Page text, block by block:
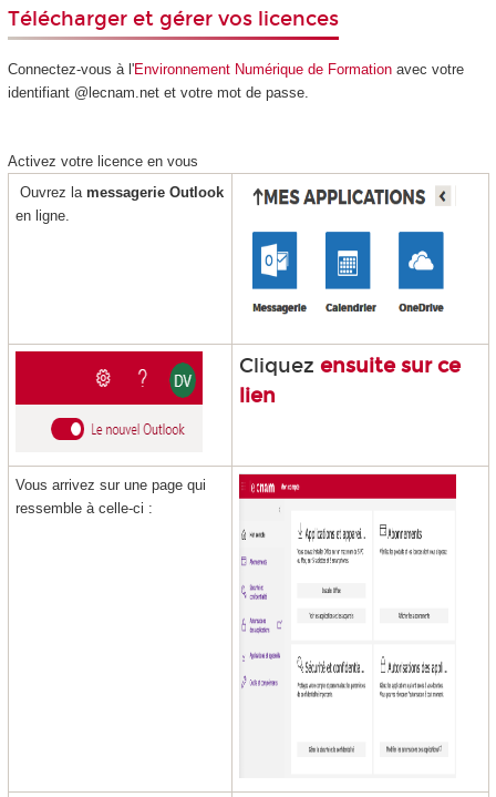
Télécharger et gérer vos licences
Connectez-vous à l'Environnement Numérique de Formationavec votre
identifiant @lecnam.net et votre mot de passe.
Activez votre licence en vous
Ouvrez la messagerie Outlook
en ligne.
Cliquez ensuite sur ce
lien
Vous arrivez sur une page qui
ressemble à celle-ci :